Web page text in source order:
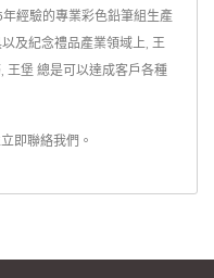
經驗的專業彩色鉛筆組生產
及紀念禮品產業領域上, 王
王堡 總是可以達成客戶各種
立即聯絡我們 。